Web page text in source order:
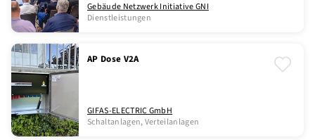
Gebäude Netzwerk Initiative GNI
Dienstleistungen
AP Dose V2A
GIFAS-ELECTRIC GmbH
Schaltanlagen, Verteilanlagen